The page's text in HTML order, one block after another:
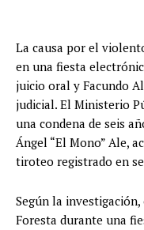
La causa por el
en una fiesta
juicio oral y Facundo
judicial. El Ministerio
una condena de seis
Ángel “El Mono” Ale,
tiroteo registrado en
Según la
Foresta durante una